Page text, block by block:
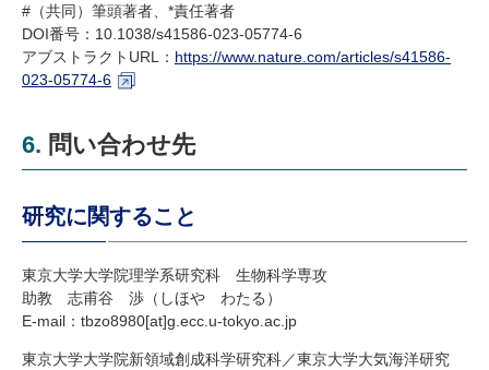
# （共同）筆頭著者、 *責任著者
DOI番号：10.1038/s41586-023-05774-6
アブストラクトURL： https://www.nature.com/articles/s41586-
023-05774-6
6. 問い合わせ先
研究に関すること
東京大学大学院理学系研究科 生物科学専攻
助教 志甫谷 渉（しほや わたる）
E-mail：tbzo8980[at]g.ecc.u-tokyo.ac.jp
東京大学大学院新領域創成科学研究科／東京大学大気海洋研究